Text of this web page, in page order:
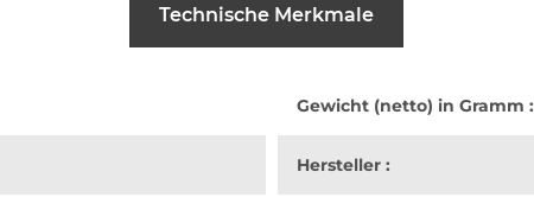
Technische Merkmale
Gewicht (netto) in Gramm :
Hersteller :